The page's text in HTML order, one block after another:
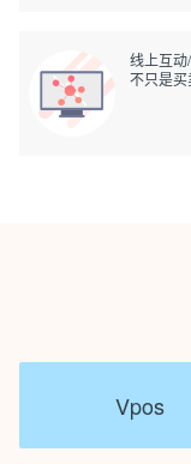
线上互
不只是
Vpos